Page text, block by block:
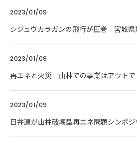
2023/01/09
シジュウカラガンの飛行が圧巻 宮城県
2023/01/09
再エネと火災 山林での事業はアウトで
2023/01/09
日弁連が山林破壊型再エネ問題シンポ